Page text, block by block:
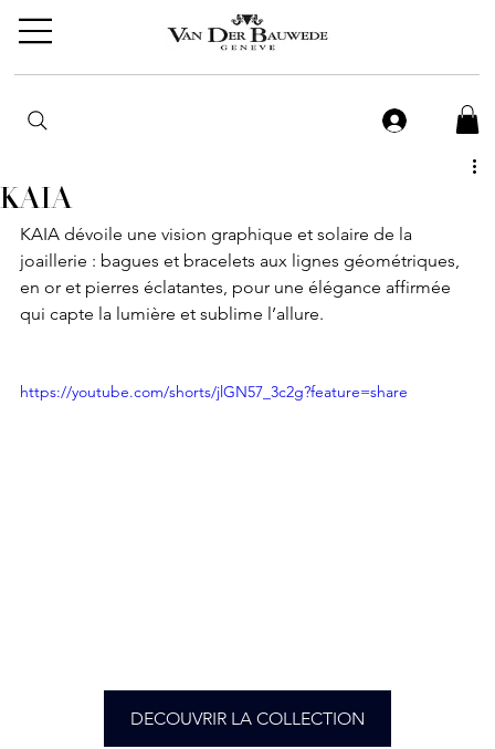
KAIA
KAIA dévoile une vision graphique et solaire de la
joaillerie : bagues et bracelets aux lignes géométriques,
en or et pierres éclatantes, pour une élégance affirmée
qui capte la lumière et sublime l’allure.
https://youtube.com/shorts/jlGN57_3c2g?feature=share
DECOUVRIR LA COLLECTION